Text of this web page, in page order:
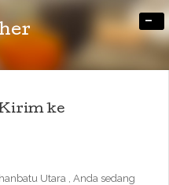
-
ke
Utara , Anda sedang